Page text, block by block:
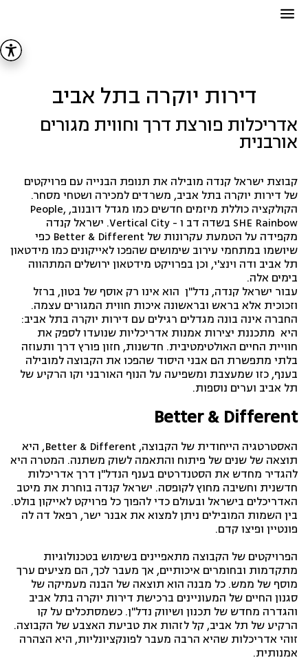
דירות יוקרה בתל אביב
אדריכלות פורצת דרך וחווית מגורים
אורבנית
קבוצת ישראל קנדה מובילה את תנופת הבנייה עם פרויקטים
של דירות יוקרה בתל אביב, משרדים למכירה ושטחי מסחר.
הקולקציה כוללת מיזמים חדשים כמו מגדל דובנוב, People,
SHE Rainbow בשדה דב ו - Vertical City. ישראל קנדה
מקפידה על הטמעת עקרונות של Better & Different כפי
שיושמו במתחמי עירוב שימושים שהפכו לאייקונים כמו מידטאון
תל אביב ודה וינצ'י, וכן בפרויקט מידטאון ירושלים המתהווה
בימים אלה.
עבור ישראל קנדה, נדל"ן הוא אינו רק אוסף של בטון, ברזל
וזכוכית אלא בראש ובראשונה איכות חווית המגורים עצמה.
החברה אינה בונה מגדלים רגילים עם דירות יוקרה בתל אביב:
היא מתכננת יצירות אמנות אדריכליות שנועדו לספק את
חוויית החיים האולטימטיבית. חדשנות, חזון פורץ דרך ותעוזה
בלתי מתפשרת הם אבני היסוד שהפכו את הקבוצה למובילה
בענף, כזו שמעצבת ומשפיעה על הנוף האורבני וקו הרקיע של
תל אביב וערים נוספות.
Better & Different
האסטרטגיה הייחודית של הקבוצה, Better & Different, היא
תוצאה של שנים של פיתוח והתאמה לשוק משתנה. המטרה היא
להגדיר מחדש את הסטנדרטים בענף הנדל"ן דרך אדריכלות
חדשנית וחשיבה מחוץ לקופסה. ישראל קנדה בוחרת את מיטב
האדריכלים בישראל ובעולם כדי להפוך כל פרויקט לאייקון בולט.
בין השמות המובילים ניתן למצוא את אבנר ישר, רפאל דה לה
פונטיין ופיצו קדם.
הפרויקטים של הקבוצה מתאפיינים בשימוש בטכנולוגיות
מתקדמות ובחומרים איכותיים, אך מעבר לכך, הם מציעים ערך
מוסף של ממש. כל מבנה הוא תוצאה של הבנה מעמיקה של
סגנון החיים של המעוניינים ברכישת דירות יוקרה בתל אביב
והגדרה מחדש של תכנון ושיווק נדל"ן. כשמסתכלים על קו
הרקיע של תל אביב, קל לזהות את טביעת האצבע של הקבוצה.
זוהי אדריכלות שהיא הרבה מעבר לפונקציונליות, היא הצהרה
אמנותית.